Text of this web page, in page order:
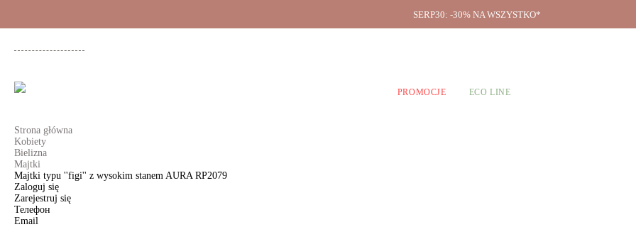
SERP30: -30% NA WSZYSTKO*
PROMOCJE ECO LINE
Strona główna
Kobiety
Bielizna
Majtki
Majtki typu ''figi'' z wysokim stanem AURA RP2079
Zaloguj się
Zarejestruj się
Телефон
Email